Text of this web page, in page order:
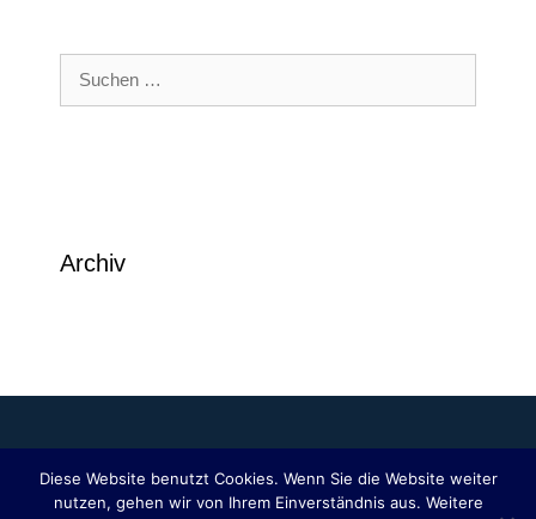
Suchen
nach:
Archiv
Diese Website benutzt Cookies. Wenn Sie die Website weiter
nutzen, gehen wir von Ihrem Einverständnis aus. Weitere